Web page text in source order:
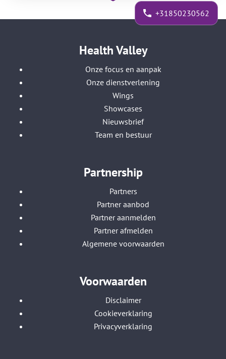
+31850230562
Health Valley
Onze focus en aanpak
Onze dienstverlening
Wings
Showcases
Nieuwsbrief
Team en bestuur
Partnership
Partners
Partner aanbod
Partner aanmelden
Partner afmelden
Algemene voorwaarden
Voorwaarden
Disclaimer
Cookieverklaring
Privacyverklaring